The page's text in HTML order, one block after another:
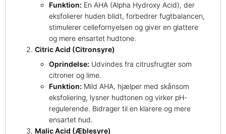
Funktion: En AHA (Alpha Hydroxy Acid), der
eksfolierer huden blidt, forbedrer fugtbalancen,
stimulerer cellefornyelsen og giver en glattere
og mere ensartet hudtone.
Citric Acid (Citronsyre)
Oprindelse: Udvindes fra citrusfrugter som
citroner og lime.
Funktion: Mild AHA, hjælper med skånsom
eksfoliering, lysner hudtonen og virker pH-
regulerende. Bidrager til en klarere og mere
ensartet hud.
Malic Acid (Æblesyre)